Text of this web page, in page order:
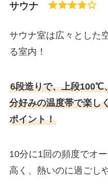
サウナ
サウナ室は広々とした
る室内！
6段造りで、上段
分好みの温度帯で楽し
ポイント！
10分に1回の頻度でオ
高く、熱いのに過ごし